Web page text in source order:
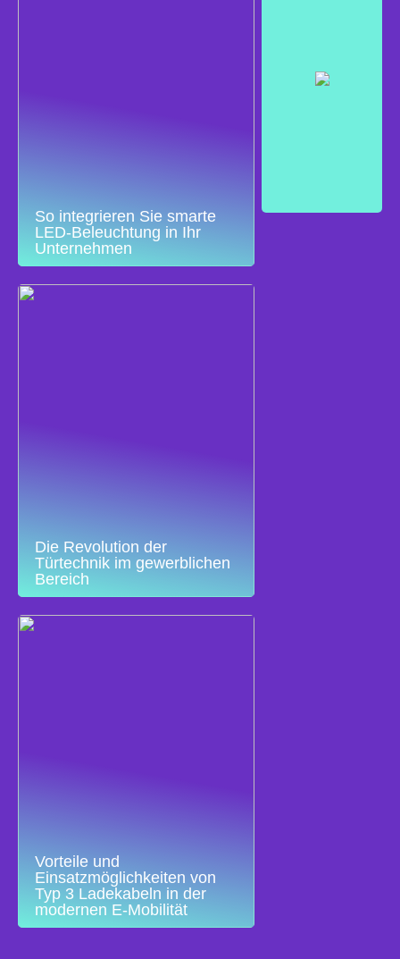
So integrieren Sie smarte
LED-Beleuchtung in Ihr
Unternehmen
Die Revolution der
Türtechnik im gewerblichen
Bereich
Vorteile und
Einsatzmöglichkeiten von
Typ 3 Ladekabeln in der
modernen E-Mobilität